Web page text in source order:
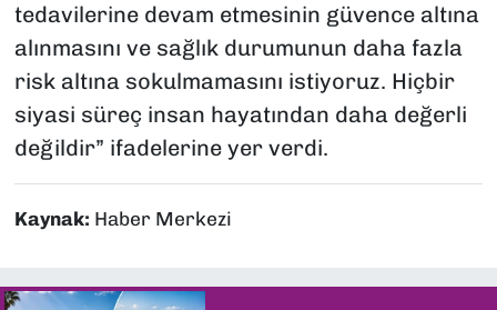
tedavilerine devam etmesinin güvence altına
alınmasını ve sağlık durumunun daha fazla
risk altına sokulmamasını istiyoruz. Hiçbir
siyasi süreç insan hayatından daha değerli
değildir” ifadelerine yer verdi.
Kaynak: Haber Merkezi